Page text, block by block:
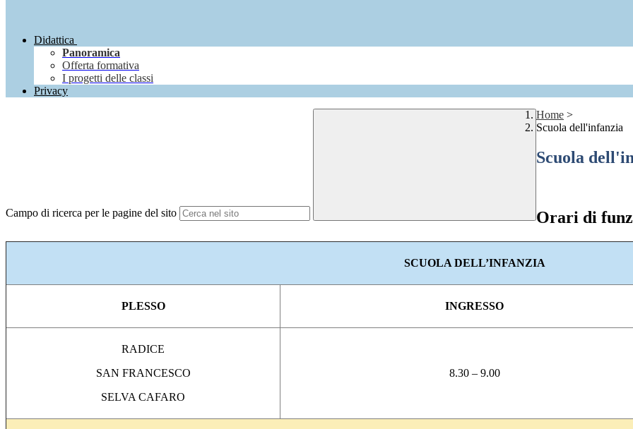
Didattica
Panoramica
Offerta formativa
I progetti delle classi
Privacy
Campo di ricerca per le pagine del sito
Home >
Scuola dell'infanzia
Scuola
Orari di
SCUOLA DELL’INFANZIA
PLESSO INGRESSO
RADICE
SAN FRANCESCO
SELVA CAFARO
8.30 – 9.00